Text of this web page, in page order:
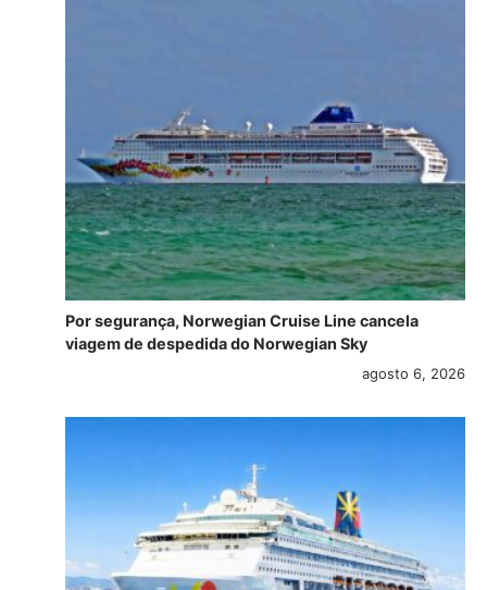
Por segurança, Norwegian Cruise Line cancela
viagem de despedida do Norwegian Sky
agosto 6, 2026